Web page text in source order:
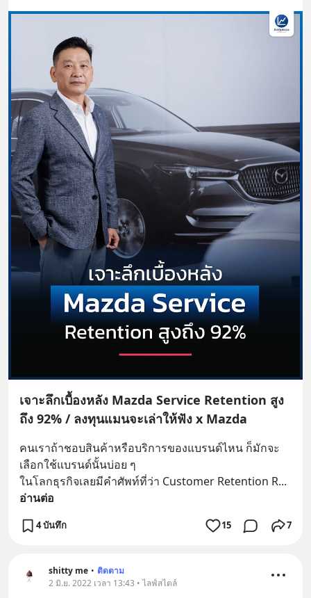
เจาะลึกเบื้องหลัง Mazda Service Retention สูง
ถึง 92% / ลงทุนแมนจะเล่าให้ฟัง x Mazda
คนเราถ้าชอบสินค้าหรือบริการของแบรนด์ไหน ก็มักจะ
เลือกใช้แบรนด์นั้นบ่อย ๆ
ในโลกธุรกิจเลยมีคำศัพท์ที่ว่า Customer Retention R
อ่านต่อ
4 บันทึก 15 7
shitty me • ติดตาม
2 มิ.ย. 2022 เวลา 13:43 • ไลฟ์สไตล์